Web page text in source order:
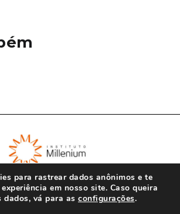
para rastrear dados anônimos e te
em nosso site. Caso queira
vá para as configurações.